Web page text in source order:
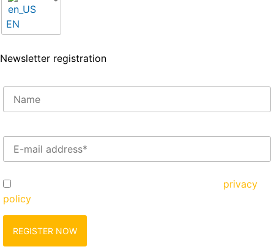
EN
Newsletter registration
privacy
policy